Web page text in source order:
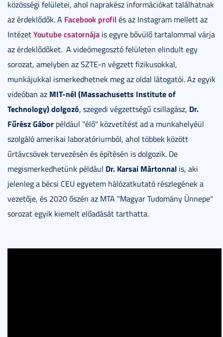
közösségi felületei, ahol naprakész információkat találhatnak
az érdeklődők. A Facebook profil és az Instagram mellett az
IntézetYoutube csatornája is egyre bővülő tartalommal várja
az érdeklődőket. A videómegosztó felületen elindult egy
sorozat, amelyben az SZTE-n végzett fizikusokkal,
munkájukkal ismerkedhetnek meg az oldal látogatói. Az egyik
videóban az MIT-nél (Massachusetts Institute of
Technology) dolgozó, szegedi végzettségű csillagász, Dr.
Fűrész Gábor például "élő" közvetítést ad a munkahelyéül
szolgáló amerikai laboratóriumból, ahol többek között
űrtávcsövek tervezésén és építésén is dolgozik. De
megismerkedhetünk például Dr. Karsai Mártonnal is, aki
jelenleg a bécsi CEU egyetem hálózatkutató részlegének a
vezetője, és 2020 őszén az MTA "Magyar Tudomány Ünnepe"
sorozat egyik kiemelt előadását tarthatta.